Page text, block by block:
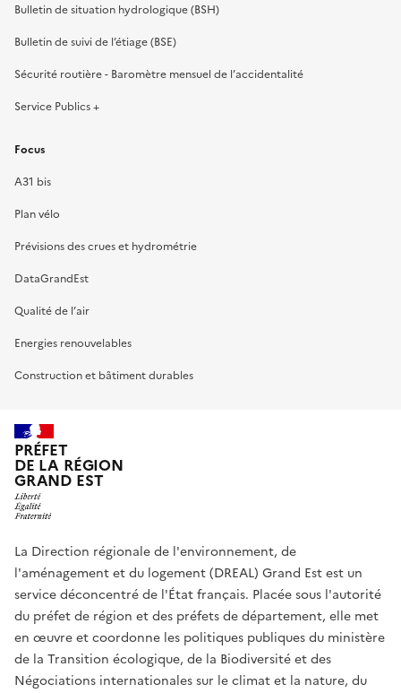
Bulletin de situation hydrologique (BSH)
Bulletin de suivi de l’étiage (BSE)
Sécurité routière - Baromètre mensuel de l’accidentalité
Service Publics +
Focus
A31 bis
Plan vélo
Prévisions des crues et hydrométrie
DataGrandEst
Qualité de l’air
Energies renouvelables
Construction et bâtiment durables
PRÉFET
DE LA RÉGION
GRAND EST
La Direction régionale de l'environnement, de
l'aménagement et du logement (DREAL) Grand Est est un
service déconcentré de l'État français. Placée sous l'autorité
du préfet de région et des préfets de département, elle met
en œuvre et coordonne les politiques publiques du ministère
de la Transition écologique, de la Biodiversité et des
Négociations internationales sur le climat et la nature, du